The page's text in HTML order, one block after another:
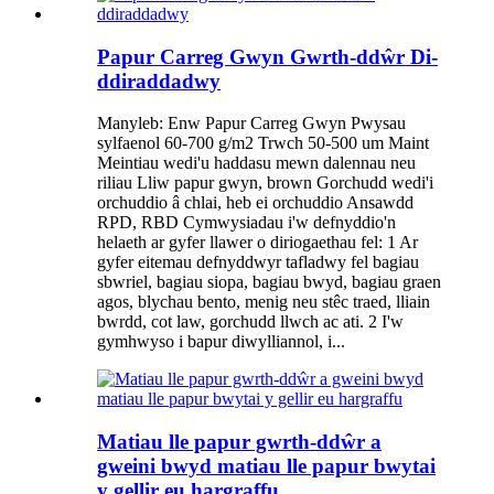
Papur Carreg Gwyn Gwrth-ddŵr Di-
ddiraddadwy
Manyleb: Enw Papur Carreg Gwyn Pwysau
sylfaenol 60-700 g/m2 Trwch 50-500 um Maint
Meintiau wedi'u haddasu mewn dalennau neu
riliau Lliw papur gwyn, brown Gorchudd wedi'i
orchuddio â chlai, heb ei orchuddio Ansawdd
RPD, RBD Cymwysiadau i'w defnyddio'n
helaeth ar gyfer llawer o diriogaethau fel: 1 Ar
gyfer eitemau defnyddwyr tafladwy fel bagiau
sbwriel, bagiau siopa, bagiau bwyd, bagiau graen
agos, blychau bento, menig neu stêc traed, lliain
bwrdd, cot law, gorchudd llwch ac ati. 2 I'w
gymhwyso i bapur diwylliannol, i...
Matiau lle papur gwrth-ddŵr a
gweini bwyd matiau lle papur bwytai